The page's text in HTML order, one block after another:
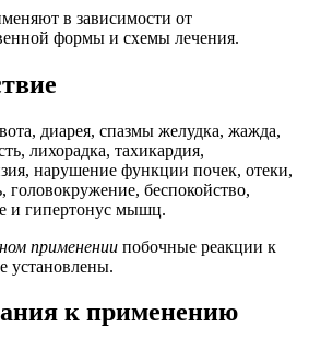
в зависимости от
формы и схемы лечения.
диарея, спазмы желудка, жажда,
лихорадка, тахикардия,
нарушение функции почек, отеки,
головокружение, беспокойство,
и гипертонус мышц.
применении побочные реакции к
установлены.
к применению